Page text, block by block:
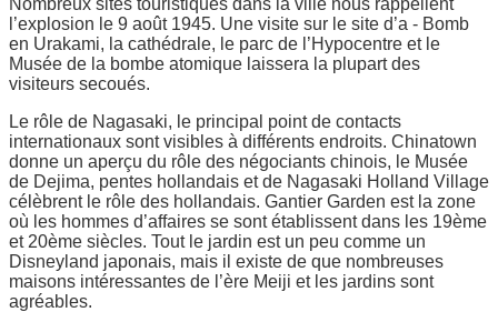
Nombreux sites touristiques dans la ville nous rappellent
l’explosion le 9 août 1945. Une visite sur le site d’a - Bomb
en Urakami, la cathédrale, le parc de l’Hypocentre et le
Musée de la bombe atomique laissera la plupart des
visiteurs secoués.
Le rôle de Nagasaki, le principal point de contacts
internationaux sont visibles à différents endroits. Chinatown
donne un aperçu du rôle des négociants chinois, le Musée
de Dejima, pentes hollandais et de Nagasaki Holland Village
célèbrent le rôle des hollandais. Gantier Garden est la zone
où les hommes d’affaires se sont établissent dans les 19ème
et 20ème siècles. Tout le jardin est un peu comme un
Disneyland japonais, mais il existe de que nombreuses
maisons intéressantes de l’ère Meiji et les jardins sont
agréables.